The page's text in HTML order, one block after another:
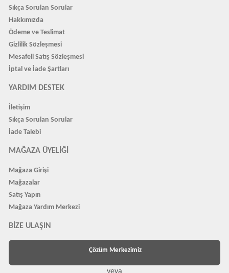
Sıkça Sorulan Sorular
Hakkımızda
Ödeme ve Teslimat
Gizlilik Sözleşmesi
Mesafeli Satış Sözleşmesi
İptal ve İade Şartları
YARDIM DESTEK
İletişim
Sıkça Sorulan Sorular
İade Talebi
MAĞAZA ÜYELIĞI
Mağaza Girişi
Mağazalar
Satış Yapın
Mağaza Yardım Merkezi
BIZE ULAŞIN
Çözüm Merkezimiz
veya